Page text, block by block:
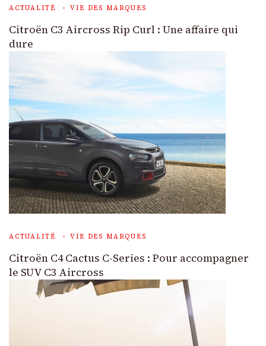
ACTUALITÉ VIE DES MARQUES
Citroën C3 Aircross Rip Curl : Une affaire qui
dure
ACTUALITÉ VIE DES MARQUES
Citroën C4 Cactus C-Series : Pour accompagner
le SUV C3 Aircross